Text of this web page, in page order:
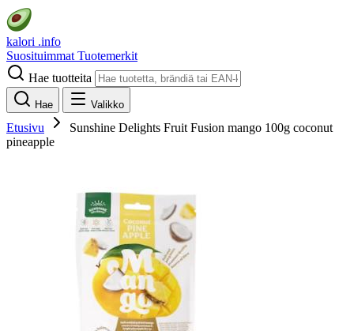
kalori .info
Suosituimmat Tuotemerkit
Hae tuotteita
Hae Valikko
Etusivu
Sunshine Delights Fruit Fusion mango 100g coconut
pineapple